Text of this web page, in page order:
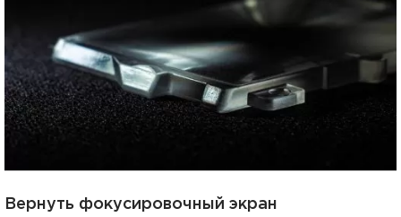
Вернуть фокусировочный экран